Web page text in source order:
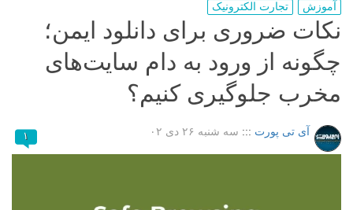
آموزش تجارت الکترونیک
نکات ضروری برای دانلود ایمن؛
چگونه از ورود به دام سایت‌های
مخرب جلوگیری کنیم؟
آی تی پورت ::: سه شنبه ۲۶ دی ۰۲ ۱